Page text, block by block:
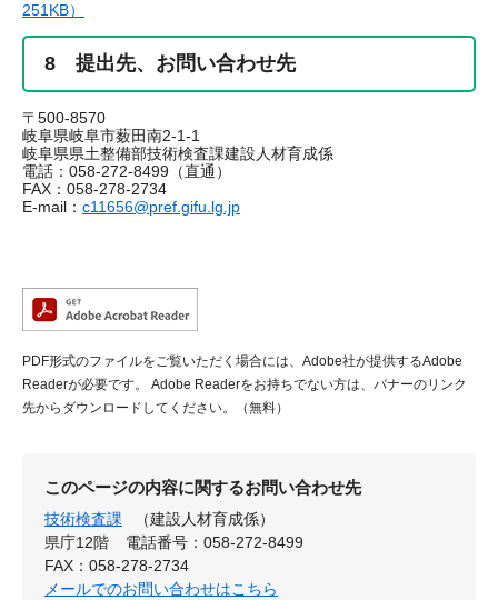
251KB）
8 提出先、お問い合わせ先
〒500-8570
岐阜県岐阜市薮田南2-1-1
岐阜県県土整備部技術検査課建設人材育成係
電話：058-272-8499（直通）
FAX：058-278-2734
E-mail： c11656@pref.gifu.lg.jp
PDF形式のファイルをご覧いただく場合には、Adobe社が提供するAdobe
Readerが必要です。
Adobe Readerをお持ちでない方は、バナーのリンク
先からダウンロードしてください。（無料）
このページの内容に関するお問い合わせ先
技術検査課
（建設人材育成係）
県庁12階
電話番号：058-272-8499
FAX：058-278-2734
メールでのお問い合わせはこちら